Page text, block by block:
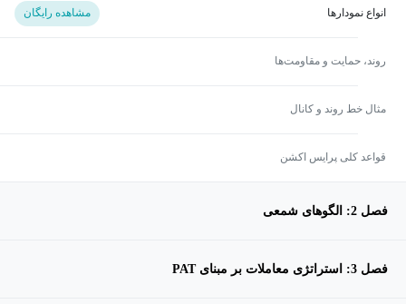
انواع نمودارها مشاهده رایگان
روند، حمایت و مقاومت‌ها
مثال خط روند و کانال
قواعد کلی پرایس اکشن
فصل 2: الگوهای شمعی
فصل 3: استراتژی معاملات بر مبنای PAT